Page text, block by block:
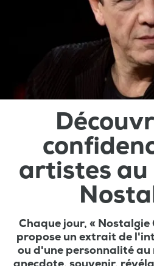
artistes au
Chaque jour, « Nostalgie
propose un extrait de
ou d'une personnalité au